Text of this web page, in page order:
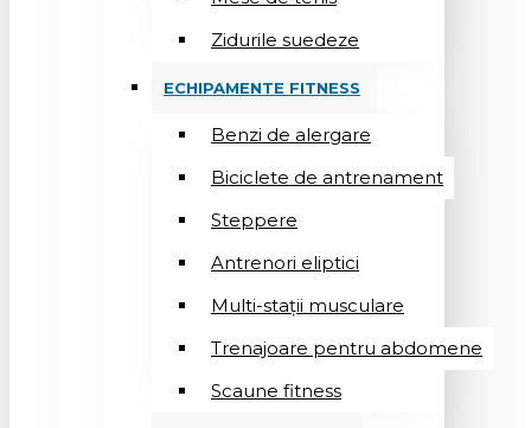
Zidurile suedeze
ECHIPAMENTE FITNESS
Benzi de alergare
Biciclete de antrenament
Steppere
Antrenori eliptici
Multi-stații musculare
Trenajoare pentru abdomene
Scaune fitness